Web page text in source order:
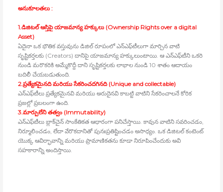
అనుకూలతలు :
1.డిజిటల్‍ ఆస్తిపై యాజమాన్య హక్కులు (Ownership Rights over a digital
Asset)
ఏదైనా ఒక భౌతిక వస్తువును డిజిల్‍ రూపంలో ఎన్‍ఎఫ్‍టీలుగా మార్చిన వాటి
సృష్టికర్తలకు (Creators) దానిపై యాజమాన్య హక్కులుంటాయి. ఆ ఎన్‍ఎఫ్‍టీని ఒకరి
నుండి మరొకరికి అమ్మేకొద్దీ దాని సృష్టికర్తలకు లాభాల నుండి 10 శాతం ఆదాయం
బదిలీ చేయబడుతుంది.
2.ప్రత్యేకమైనది మరియు సేకరించదగినది (Unique and collectable)
ఎన్‍ఎఫ్‍టీలు ప్రత్యేకమైనవి మరియు అరుదైనవి కాబట్టి వాటిని సేకరించాలనే కోరిక
ప్రజల్లో ప్రబలంగా ఉంది.
3.మార్పులేని తత్వం (Immutability)
ఎన్‍ఎఫ్‍టీలు బ్లాక్‍చైన్‍ సాంకేతికత ఆధారంగా పనిచేస్తాయి. కావున వాటిని సవరించడం,
నిర్మూలించడం, లేదా వేరొకదానితో పునఃప్రతిష్టించడం అసాధ్యం. ఒక డిజిటల్‍ కంటెంట్‍
యొక్క ఆవిర్భావాన్ని మరియు ప్రామాణికతను కూడా నిరూపించేందుకు అవి
సహకారాన్ని అందిస్తాయి.